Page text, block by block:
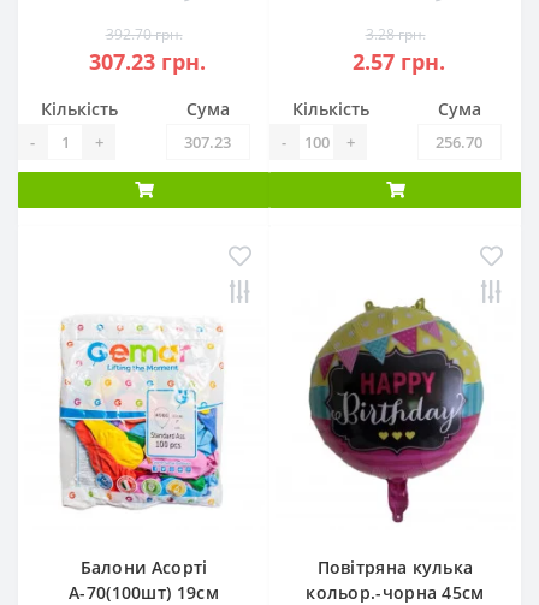
392.70 грн.
307.23 грн.
Кількість
- +
Сума
3.28 грн.
2.57 грн.
Кількість
- +
Сума
Балони Асорті
А-70(100шт) 19см
Повітряна кулька
кольор.-чорна 45см